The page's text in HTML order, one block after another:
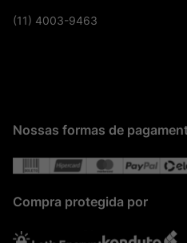
(11) 4003-9463
Nossas formas de
Compra protegida por